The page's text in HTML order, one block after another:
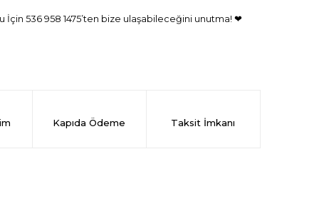
536 958 1475’ten bize ulaşabileceğini unutma! ❤
Kapıda Ödeme Taksit İmkanı